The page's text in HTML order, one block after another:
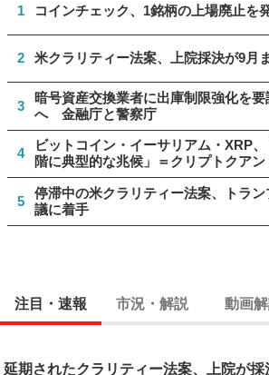
1 コインチェック、1銘柄の上場廃止を
2 米クラリティー法案、上院採決が9月
3
暗号資産交換業者に出庫制限強化を
へ 金融庁と警察庁
4
ビットコイン・イーサリアム・XRP
階に典型的な兆候」＝クリプトクアン
5
停滞中の米クラリティー法案、トラ
議に着手
注目・速報 市況・解説 動画
延期されたクラリティー法案、上院が採